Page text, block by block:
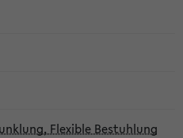
Flexible Bestuhlung